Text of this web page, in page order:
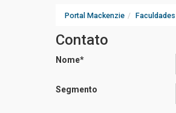
Portal Mackenzie Faculdades
Contato
Nome*
Segmento